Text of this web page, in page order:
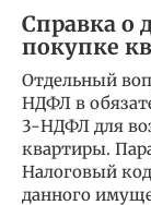
Справка о
покупке
Отдельный
НДФЛ в
3-НДФЛ для
квартиры.
Налоговый
данного